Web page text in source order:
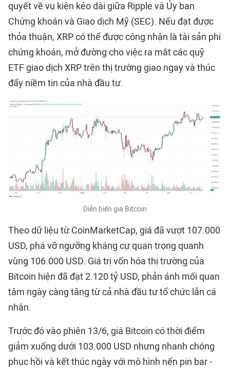
quyết về vụ kiện kéo dài giữa Ripple và Ủy ban
Chứng khoán và Giao dịch Mỹ (SEC). Nếu đạt được
thỏa thuận, XRP có thể được công nhận là tài sản phi
chứng khoán, mở đường cho việc ra mắt các quỹ
ETF giao dịch XRP trên thị trường giao ngay và thúc
đẩy niềm tin của nhà đầu tư.
Diễn biến giá Bitcoin
Theo dữ liệu từ CoinMarketCap, giá đã vượt 107.000
USD, phá vỡ ngưỡng kháng cự quan trọng quanh
vùng 106.000 USD. Giá trị vốn hóa thị trường của
Bitcoin hiện đã đạt 2.120 tỷ USD, phản ánh mối quan
tâm ngày càng tăng từ cả nhà đầu tư tổ chức lẫn cá
nhân.
Trước đó vào phiên 13/6, giá Bitcoin có thời điểm
giảm xuống dưới 103.000 USD nhưng nhanh chóng
phục hồi và kết thúc ngày với mô hình nến pin bar -